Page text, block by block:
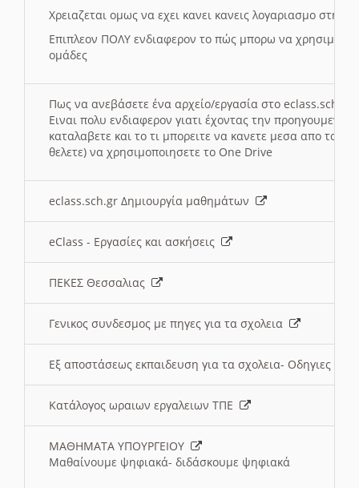
Χρειαζεται ομως να εχει κανει κανεις λογαριασμο στη
Επιπλεον ΠΟΛΥ ενδιαφερον το πώς μπορω να
ομάδες
Πως να ανεβάσετε ένα αρχείο/εργασία στο eclass.sch.gr
Ειναι πολυ ενδιαφερον γιατι έχοντας την
καταλαβετε και το τι μπορειτε να κανετε μεσα απο το
θελετε) να χρησιμοποιησετε το One Drive
eclass.sch.gr Δημιουργία μαθημάτων
eClass - Εργασίες και ασκήσεις
ΠΕΚΕΣ Θεσσαλιας
Γενικος συνδεσμος με πηγες για τα σχολεια
Εξ αποστάσεως εκπαιδευση για τα σχολεια- Οδηγιες
Κατάλογος ωραιων εργαλειων ΤΠΕ
ΜΑΘΗΜΑΤΑ ΥΠΟΥΡΓΕΙΟΥ
Μαθαίνουμε ψηφιακά- διδάσκουμε ψηφιακά